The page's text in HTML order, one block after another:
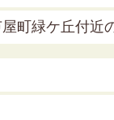
町緑ケ丘付近